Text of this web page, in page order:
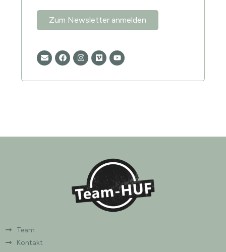
Zum Newsletter anmelden
Team
Kontakt